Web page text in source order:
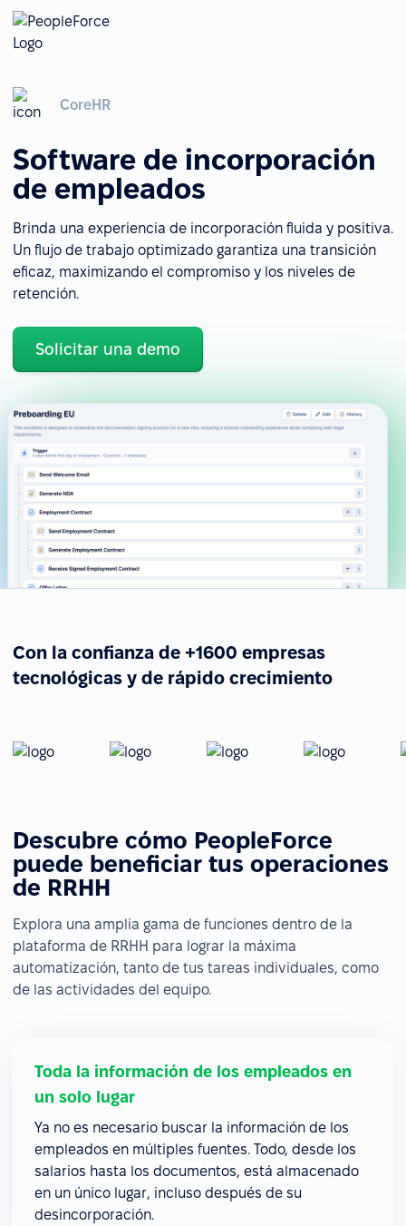
CoreHR
Software de incorporación
de empleados
Brinda una experiencia de incorporación fluida y positiva.
Un flujo de trabajo optimizado garantiza una transición
eficaz, maximizando el compromiso y los niveles de
retención.
Solicitar una demo
Con la confianza de +1600 empresas
tecnológicas y de rápido crecimiento
Descubre cómo PeopleForce
puede beneficiar tus operaciones
de RRHH
Explora una amplia gama de funciones dentro de la
plataforma de RRHH para lograr la máxima
automatización, tanto de tus tareas individuales, como
de las actividades del equipo.
Toda la información de los empleados en
un solo lugar
Ya no es necesario buscar la información de los
empleados en múltiples fuentes. Todo, desde los
salarios hasta los documentos, está almacenado
en un único lugar, incluso después de su
desincorporación.